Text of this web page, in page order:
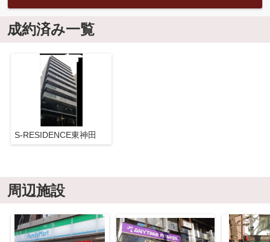
成約済み一覧
S-RESIDENCE東神田
周辺施設